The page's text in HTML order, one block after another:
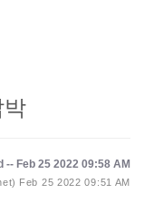
-- Feb 25 2022 09:58 AM
Feb 25 2022 09:51 AM